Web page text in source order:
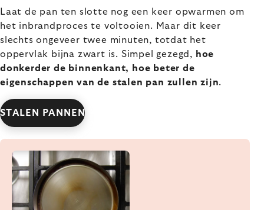
Laat de pan ten slotte nog een keer opwarmen om
het inbrandproces te voltooien. Maar dit keer
slechts ongeveer twee minuten, totdat het
oppervlak bijna zwart is. Simpel gezegd, hoe
donkerder de binnenkant, hoe beter de
eigenschappen van de stalen pan zullen zijn.
STALEN PANNEN